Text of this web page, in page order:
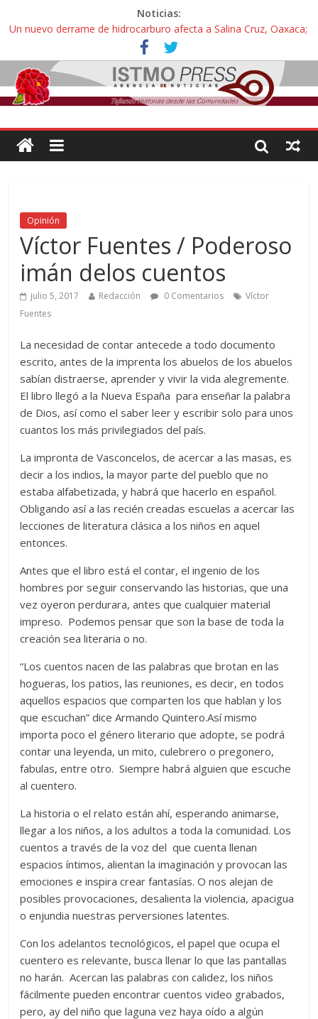
Noticias:
Un nuevo derrame de hidrocarburo afecta a Salina Cruz, Oaxaca;
ahora pescadores de Salinas del Marqués denuncian daños de
Pemex
Ángel, el joven autista expulsado por la Universidad Bienestar de
Ixtepec, Oaxaca vuelve a las aulas tras amparo
Familiares de periodista Alejandro Leyva se reúnen con titular de
intelectuales de su asesinato
Alertan pescadores de Juchitán, Oaxaca de nuevo despojo de su
Opinión
Víctor Fuentes / Poderoso
imán delos cuentos
julio 5, 2017 Redacción 0 Comentarios
Víctor
Fuentes
La necesidad de contar antecede a todo documento
escrito, antes de la imprenta los abuelos de los abuelos
sabían distraerse, aprender y vivir la vida alegremente.
El libro llegó a la Nueva España para enseñar la palabra
de Dios, así como el saber leer y escribir solo para unos
cuantos los más privilegiados del país.
La impronta de Vasconcelos, de acercar a las masas, es
decir a los indios, la mayor parte del pueblo que no
estaba alfabetizada, y habrá que hacerlo en español.
Obligando así a las recién creadas escuelas a acercar las
lecciones de literatura clásica a los niños en aquel
entonces.
Antes que el libro está el contar, el ingenio de los
hombres por seguir conservando las historias, que una
vez oyeron perdurara, antes que cualquier material
impreso. Podemos pensar que son la base de toda la
creación sea literaria o no.
“Los cuentos nacen de las palabras que brotan en las
hogueras, los patios, las reuniones, es decir, en todos
aquellos espacios que comparten los que hablan y los
que escuchan” dice Armando Quintero.Así mismo
importa poco el género literario que adopte, se podrá
contar una leyenda, un mito, culebrero o pregonero,
fabulas, entre otro. Siempre habrá alguien que escuche
al cuentero.
La historia o el relato están ahí, esperando animarse,
llegar a los niños, a los adultos a toda la comunidad. Los
cuentos a través de la voz del que cuenta llenan
espacios íntimos, alientan la imaginación y provocan las
emociones e inspira crear fantasías. O nos alejan de
posibles provocaciones, desalienta la violencia, apacigua
o enjundia nuestras perversiones latentes.
Con los adelantos tecnológicos, el papel que ocupa el
cuentero es relevante, busca llenar lo que las pantallas
no harán. Acercan las palabras con calidez, los niños
fácilmente pueden encontrar cuentos video grabados,
pero, ay del niño que laguna vez haya oído a algún